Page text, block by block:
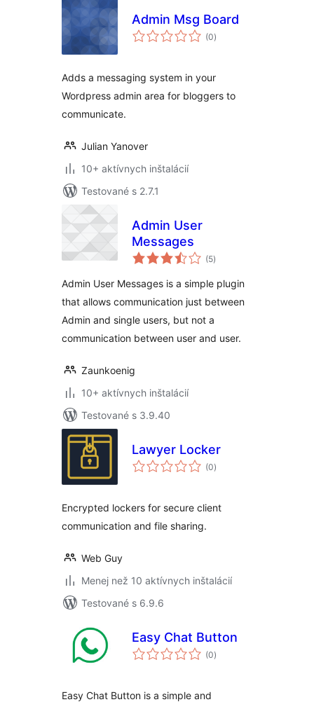
Admin Msg Board
(0celkové
hodnotenie
)
Adds a messaging system in your
Wordpress admin area for bloggers to
communicate.
Julian Yanover
10+ aktívnych inštalácií
Testované s 2.7.1
Admin User
Messages
(5celkové
hodnotenie
)
Admin User Messages is a simple plugin
that allows communication just between
Admin and single users, but not a
communication between user and user.
Zaunkoenig
10+ aktívnych inštalácií
Testované s 3.9.40
Lawyer Locker
(0celkové
hodnotenie
)
Encrypted lockers for secure client
communication and file sharing.
Web Guy
Menej než 10 aktívnych inštalácií
Testované s 6.9.6
Easy Chat Button
(0celkové
hodnotenie
)
Easy Chat Button is a simple and